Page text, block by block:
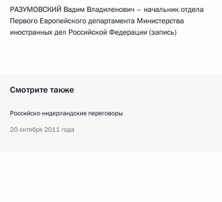
РАЗУМОВСКИЙ Вадим Владиленович – начальник отдела
Первого Европейского департамента Министерства
иностранных дел Российской Федерации (запись)
Смотрите также
Российско-нидерландские переговоры
20 октября 2011 года